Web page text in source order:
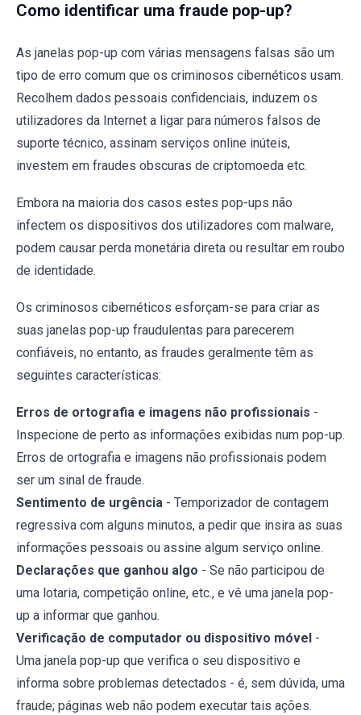
Como identificar uma fraude pop-up?
As janelas pop-up com várias mensagens falsas são um
tipo de erro comum que os criminosos cibernéticos usam.
Recolhem dados pessoais confidenciais, induzem os
utilizadores da Internet a ligar para números falsos de
suporte técnico, assinam serviços online inúteis,
investem em fraudes obscuras de criptomoeda etc.
Embora na maioria dos casos estes pop-ups não
infectem os dispositivos dos utilizadores com malware,
podem causar perda monetária direta ou resultar em roubo
de identidade.
Os criminosos cibernéticos esforçam-se para criar as
suas janelas pop-up fraudulentas para parecerem
confiáveis, no entanto, as fraudes geralmente têm as
seguintes características:
Erros de ortografia e imagens não profissionais -
Inspecione de perto as informações exibidas num pop-up.
Erros de ortografia e imagens não profissionais podem
ser um sinal de fraude.
Sentimento de urgência - Temporizador de contagem
regressiva com alguns minutos, a pedir que insira as suas
informações pessoais ou assine algum serviço online.
Declarações que ganhou algo - Se não participou de
uma lotaria, competição online, etc., e vê uma janela pop-
up a informar que ganhou.
Verificação de computador ou dispositivo móvel -
Uma janela pop-up que verifica o seu dispositivo e
informa sobre problemas detectados - é, sem dúvida, uma
fraude; páginas web não podem executar tais ações.